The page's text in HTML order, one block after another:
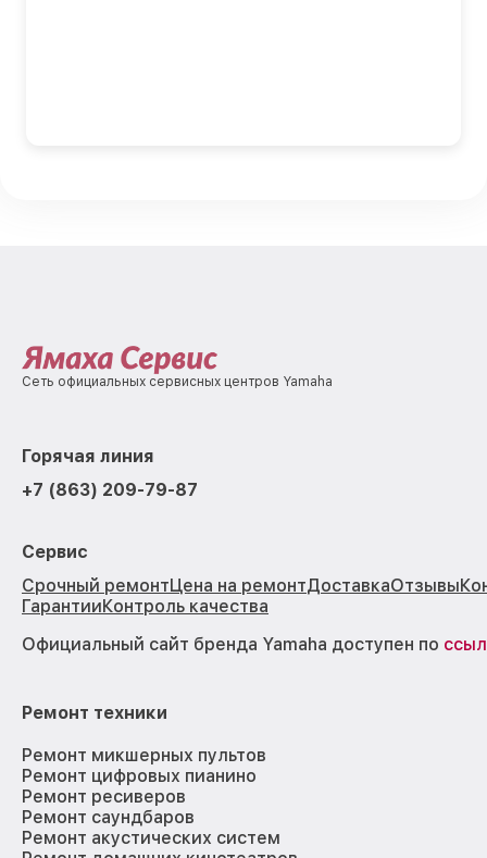
Сеть официальных сервисных центров Yamaha
Горячая линия
+7 (863) 209-79-87
Сервис
Срочный ремонтЦена на ремонтДоставкаОтзывы
ГарантииКонтроль качества
Официальный сайт бренда Yamaha доступен по
Ремонт техники
Ремонт микшерных пультов
Ремонт цифровых пианино
Ремонт ресиверов
Ремонт саундбаров
Ремонт акустических систем